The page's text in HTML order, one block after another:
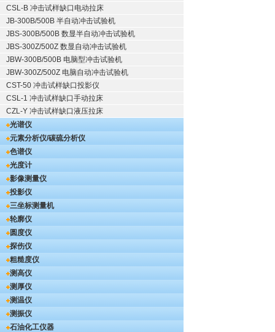
CSL-B 冲击试样缺口电动拉床
JB-300B/500B 半自动冲击试验机
JBS-300B/500B 数显半自动冲击试验机
JBS-300Z/500Z 数显自动冲击试验机
JBW-300B/500B 电脑型冲击试验机
JBW-300Z/500Z 电脑自动冲击试验机
CST-50 冲击试样缺口投影仪
CSL-1 冲击试样缺口手动拉床
CZL-Y 冲击试样缺口液压拉床
光谱仪
元素分析仪/碳硫分析仪
色谱仪
光度计
影像测量仪
投影仪
三坐标测量机
轮廓仪
圆度仪
探伤仪
粗糙度仪
测高仪
测厚仪
测温仪
测振仪
石油化工仪器